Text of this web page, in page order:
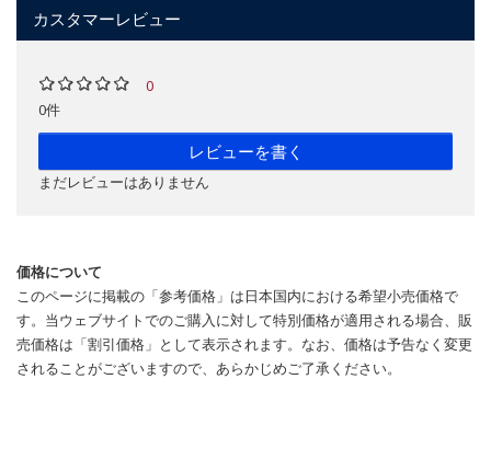
カスタマーレビュー
0
0件
レビューを書く
まだレビューはありません
価格について
このページに掲載の「参考価格」は日本国内における希望小売価格で
す。当ウェブサイトでのご購入に対して特別価格が適用される場合、販
売価格は「割引価格」として表示されます。なお、価格は予告なく変更
されることがございますので、あらかじめご了承ください。